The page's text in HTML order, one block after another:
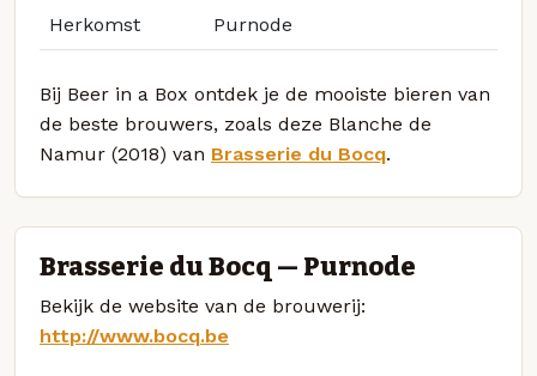
Herkomst Purnode
Bij Beer in a Box ontdek je de mooiste bieren van
de beste brouwers, zoals deze Blanche de
Namur (2018) van Brasserie du Bocq.
Brasserie du Bocq — Purnode
Bekijk de website van de brouwerij:
http://www.bocq.be